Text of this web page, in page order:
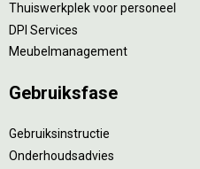
Thuiswerkplek voor personeel
DPI Services
Meubelmanagement
Gebruiksfase
Gebruiksinstructie
Onderhoudsadvies